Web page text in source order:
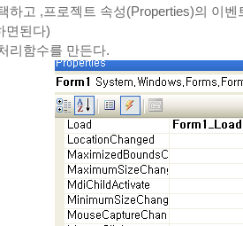
하고 ,프로젝트 속성(Properties)의 이
면된다)
리함수를 만든다.